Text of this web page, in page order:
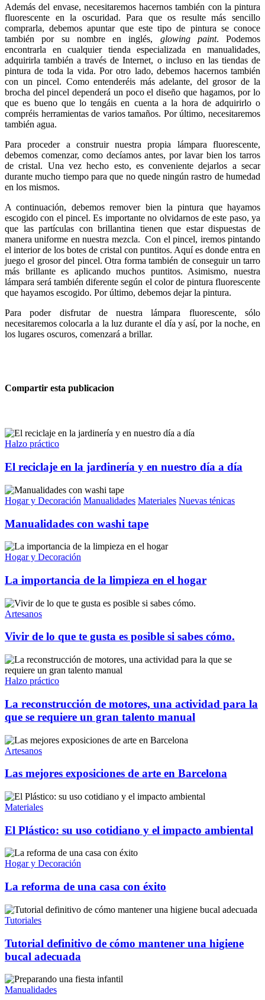
Además del envase, necesitaremos hacernos también con la pintura
fluorescente en la oscuridad. Para que os resulte más sencillo
comprarla, debemos apuntar que este tipo de pintura se conoce
también por su nombre en inglés, glowing paint. Podemos
encontrarla en cualquier tienda especializada en manualidades,
adquirirla también a través de Internet, o incluso en las tiendas de
pintura de toda la vida. Por otro lado, debemos hacernos también
con un pincel. Como entenderéis más adelante, del grosor de la
brocha del pincel dependerá un poco el diseño que hagamos, por lo
que es bueno que lo tengáis en cuenta a la hora de adquirirlo o
compréis herramientas de varios tamaños. Por último, necesitaremos
también agua.
Para proceder a construir nuestra propia lámpara fluorescente,
debemos comenzar, como decíamos antes, por lavar bien los tarros
de cristal. Una vez hecho esto, es conveniente dejarlos a secar
durante mucho tiempo para que no quede ningún rastro de humedad
en los mismos.
A continuación, debemos remover bien la pintura que hayamos
escogido con el pincel. Es importante no olvidarnos de este paso, ya
que las partículas con brillantina tienen que estar dispuestas de
manera uniforme en nuestra mezcla. Con el pincel, iremos pintando
el interior de los botes de cristal con puntitos. Aquí es donde entra en
juego el grosor del pincel. Otra forma también de conseguir un tarro
más brillante es aplicando muchos puntitos. Asimismo, nuestra
lámpara será también diferente según el color de pintura fluorescente
que hayamos escogido. Por último, debemos dejar la pintura.
Para poder disfrutar de nuestra lámpara fluorescente, sólo
necesitaremos colocarla a la luz durante el día y así, por la noche, en
los lugares oscuros, comenzará a brillar.
Compartir esta publicacion
Halzo práctico
El reciclaje en la jardinería y en nuestro día a día
Hogar y Decoración Manualidades Materiales Nuevas ténicas
Manualidades con washi tape
Hogar y Decoración
La importancia de la limpieza en el hogar
Artesanos
Vivir de lo que te gusta es posible si sabes cómo.
Halzo práctico
La reconstrucción de motores, una actividad para la
que se requiere un gran talento manual
Artesanos
Las mejores exposiciones de arte en Barcelona
Materiales
El Plástico: su uso cotidiano y el impacto ambiental
Hogar y Decoración
La reforma de una casa con éxito
Tutoriales
Tutorial definitivo de cómo mantener una higiene
bucal adecuada
Manualidades